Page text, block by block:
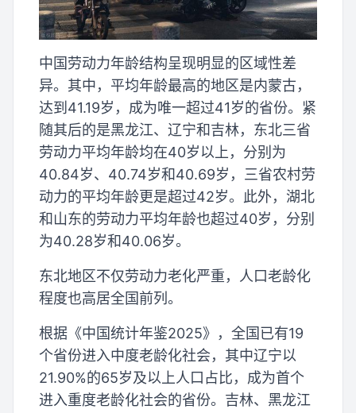
中国劳动力年龄结构呈现明显的区域性差
异。其中，平均年龄最高的地区是内蒙古，
达到41.19岁，成为唯一超过41岁的省份。紧
随其后的是黑龙江、辽宁和吉林，东北三省
劳动力平均年龄均在40岁以上，分别为
40.84岁、40.74岁和40.69岁，三省农村劳
动力的平均年龄更是超过42岁。此外，湖北
和山东的劳动力平均年龄也超过40岁，分别
为40.28岁和40.06岁。
东北地区不仅劳动力老化严重，人口老龄化
程度也高居全国前列。
根据《中国统计年鉴2025》，全国已有19
个省份进入中度老龄化社会，其中辽宁以
21.90%的65岁及以上人口占比，成为首个
进入重度老龄化社会的省份。吉林、黑龙江